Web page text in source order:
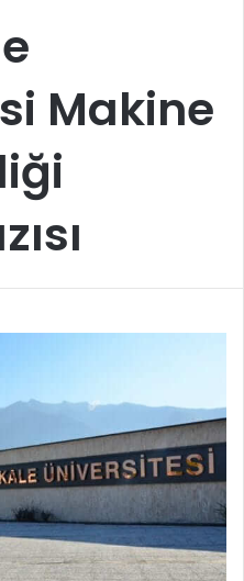
Makine